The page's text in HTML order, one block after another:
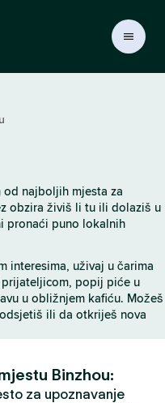
najboljih mjesta za
obzira živiš li tu ili dolaziš u
pronaći puno lokalnih
interesima, uživaj u čarima
popij piće u
u obližnjem kafiću. Možeš
ili da otkriješ nova
Binzhou:
za upoznavanje